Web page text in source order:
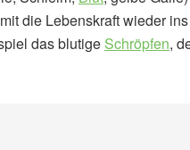
die Lebenskraft wieder
das blutige Schröpfen,